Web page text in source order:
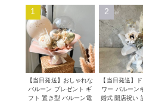
コンフェッティバルーン
フリンジバルーン
デコレーションセット
プロップスバルーン
開店・周年祝い
発表会・劇場
その他お祝い
クリスマス
Q&A
メッセージカード・電報につい
オーダーメイドについて
セミオーダーについて
フリンジバルーンについて
1
【当日発送】おしゃれな
バルーン プレゼント ギ
フト 置き型 バルーン電
2
【当日発送】
ワー バルーン
婚式 開店祝い